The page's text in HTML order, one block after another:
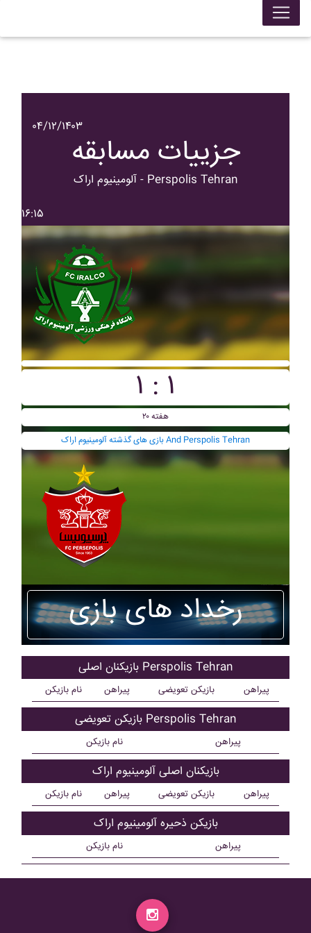
۰۴/۱۲/۱۴۰۳
جزییات مسابقه
آلومينيوم اراک - Perspolis Tehran
۱۶:۱۵
۱ : ۱
هفته ۲۰
بازی های گذشته آلومينيوم اراک And Perspolis Tehran
رخداد های بازی
بازیکنان اصلی Perspolis Tehran
نام بازیکن پیراهن بازیکن تعویضی پیراهن
بازیکن تعویضی Perspolis Tehran
نام بازیکن پیراهن
بازیکنان اصلی آلومينيوم اراک
نام بازیکن پیراهن بازیکن تعویضی پیراهن
بازیکن ذحیره آلومينيوم اراک
نام بازیکن پیراهن